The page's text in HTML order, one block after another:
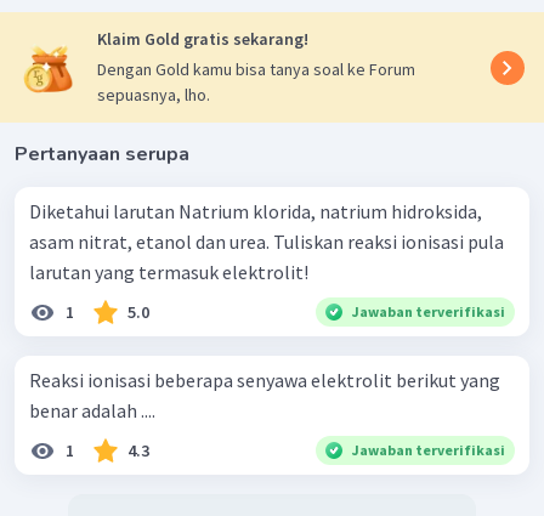
Klaim Gold gratis sekarang!
Dengan Gold kamu bisa tanya soal ke Forum
sepuasnya, lho.
Pertanyaan serupa
Diketahui larutan Natrium klorida, natrium hidroksida,
asam nitrat, etanol dan urea. Tuliskan reaksi ionisasi pula
larutan yang termasuk elektrolit!
1 5.0 Jawaban terverifikasi
Reaksi ionisasi beberapa senyawa elektrolit berikut yang
benar adalah ....
1 4.3 Jawaban terverifikasi